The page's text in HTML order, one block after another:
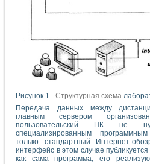
Рисунок 1 - Структурная схема
Передача данных между
главным сервером
пользовательский ПК не
специализированным
только стандартный Интернет-
интерфейс в этом случае
как сама программа, его